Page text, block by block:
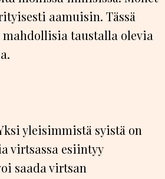
aamuisin. Tässä
mahdollisia taustalla olevia
yleisimmistä syistä on
virtsassa esiintyy
saada virtsan